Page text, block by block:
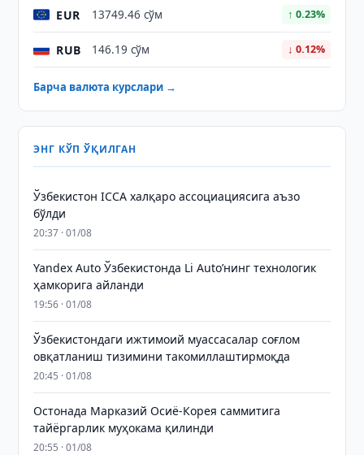
EUR 13749.46 сўм ↑ 0.23%
RUB 146.19 сўм ↓ 0.12%
Барча валюта курслари →
ЭНГ КЎП ЎҚИЛГАН
Ўзбекистон ICCA халқаро ассоциациясига аъзо
бўлди
20:37 · 01/08
Yandex Auto Ўзбекистонда Li Auto’нинг технологик
ҳамкорига айланди
19:56 · 01/08
Ўзбекистондаги ижтимоий муассасалар соғлом
овқатланиш тизимини такомиллаштирмоқда
20:45 · 01/08
Остонада Марказий Осиё-Корея саммитига
тайёргарлик муҳокама қилинди
20:55 · 01/08